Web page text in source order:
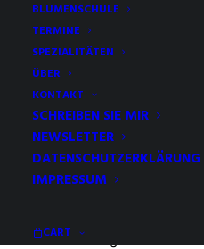
BLUMENSCHULE
TERMINE
SPEZIALITÄTEN
ÜBER
KONTAKT
SCHREIBEN SIE MIR
NEWSLETTER
DATENSCHUTZERKLÄRUNG
IMPRESSUM
CART
GRÜNZONE
Die Lieferung von allen